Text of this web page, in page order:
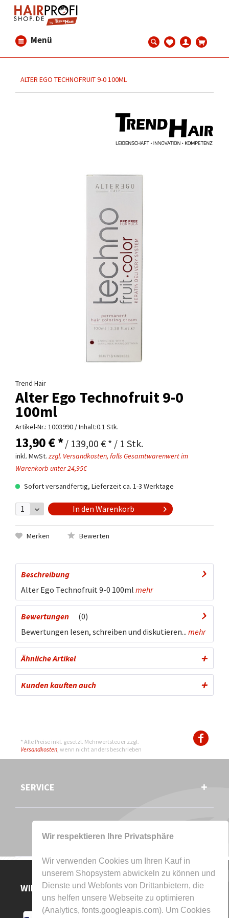
Wir respektieren Ihre Privatsphäre
Wir verwenden Cookies um Ihren Kauf in
unserem Shopsystem abwickeln zu können und
Dienste und Webfonts von Drittanbietern, die
uns helfen unsere Webseite zu optimieren
(Analytics, fonts.googleapis.com). Um Cookies
Menü
ALTER EGO TECHNOFRUIT 9-0 100ML
Trend Hair
Alter Ego Technofruit 9-0
100ml
Artikel-Nr.: 1003990 / Inhalt:0.1 Stk.
13,90 € */ 139,00 € * / 1 Stk.
inkl. MwSt. zzgl. Versandkosten, falls Gesamtwarenwert im
Warenkorb unter 24,95€
Sofort versandfertig, Lieferzeit ca. 1-3 Werktage
In den Warenkorb
Merken Bewerten
Beschreibung
Alter Ego Technofruit 9-0 100ml mehr
Bewertungen
0
Bewertungen lesen, schreiben und diskutieren... mehr
Ähnliche Artikel
Kunden kauften auch
* Alle Preise inkl. gesetzl. Mehrwertsteuer zzgl.
Versandkosten, wenn nicht anders beschrieben
SERVICE
WIR AKZEPTIEREN